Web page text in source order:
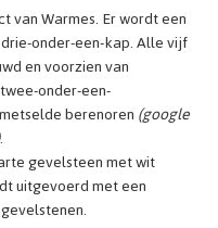
Warmes. Er wordt een
onder-een-kap. Alle vijf
en voorzien van
onder-een-
berenoren(google
.
gevelsteen met wit
uitgevoerd met een